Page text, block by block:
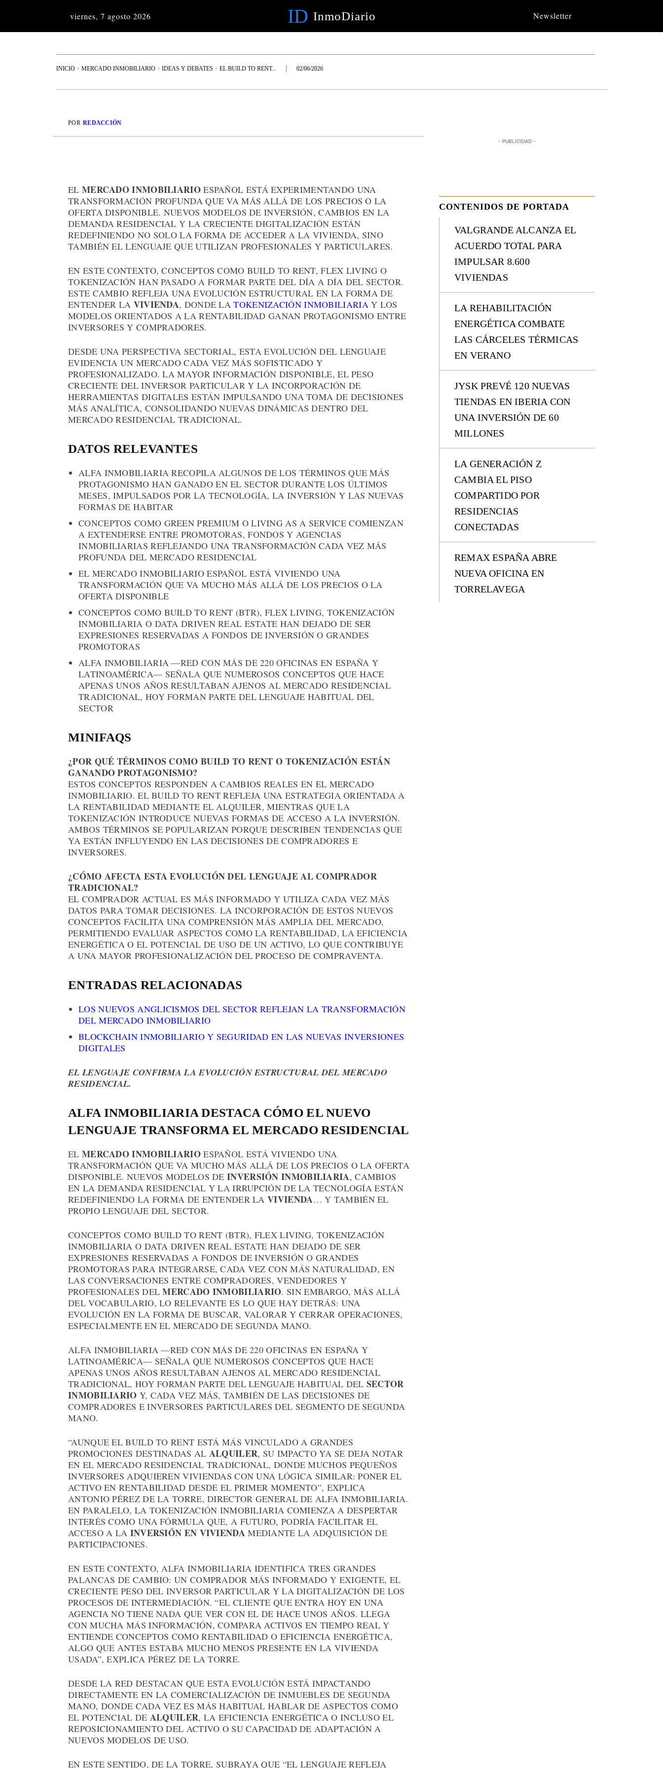
viernes, 7 agosto 2026 ID InmoDiario Newsletter
INICIO MERCADO INMOBILIARIO IDEAS Y DEBATES EL BUILD TO RENT... 02/06/2026
POR REDACCIÓN
EL MERCADO INMOBILIARIOESPAÑOL ESTÁ EXPERIMENTANDO UNA
TRANSFORMACIÓN PROFUNDA QUE VA MÁS ALLÁ DE LOS PRECIOS O LA
OFERTA DISPONIBLE. NUEVOS MODELOS DE INVERSIÓN, CAMBIOS EN LA
DEMANDA RESIDENCIAL Y LA CRECIENTE DIGITALIZACIÓN ESTÁN
REDEFINIENDO NO SOLO LA FORMA DE ACCEDER A LA VIVIENDA, SINO
TAMBIÉN EL LENGUAJE QUE UTILIZAN PROFESIONALES Y PARTICULARES.
EN ESTE CONTEXTO, CONCEPTOS COMO BUILD TO RENT, FLEX LIVING O
TOKENIZACIÓN HAN PASADO A FORMAR PARTE DEL DÍA A DÍA DEL SECTOR.
ESTE CAMBIO REFLEJA UNA EVOLUCIÓN ESTRUCTURAL EN LA FORMA DE
ENTENDER LA VIVIENDA, DONDE LATOKENIZACIÓN INMOBILIARIAY LOS
MODELOS ORIENTADOS A LA RENTABILIDAD GANAN PROTAGONISMO ENTRE
INVERSORES Y COMPRADORES.
DESDE UNA PERSPECTIVA SECTORIAL, ESTA EVOLUCIÓN DEL LENGUAJE
EVIDENCIA UN MERCADO CADA VEZ MÁS SOFISTICADO Y
PROFESIONALIZADO. LA MAYOR INFORMACIÓN DISPONIBLE, EL PESO
CRECIENTE DEL INVERSOR PARTICULAR Y LA INCORPORACIÓN DE
HERRAMIENTAS DIGITALES ESTÁN IMPULSANDO UNA TOMA DE DECISIONES
MÁS ANALÍTICA, CONSOLIDANDO NUEVAS DINÁMICAS DENTRO DEL
MERCADO RESIDENCIAL TRADICIONAL.
DATOS RELEVANTES
ALFA INMOBILIARIA RECOPILA ALGUNOS DE LOS TÉRMINOS QUE MÁS
PROTAGONISMO HAN GANADO EN EL SECTOR DURANTE LOS ÚLTIMOS
MESES, IMPULSADOS POR LA TECNOLOGÍA, LA INVERSIÓN Y LAS NUEVAS
FORMAS DE HABITAR
CONCEPTOS COMO GREEN PREMIUM O LIVING AS A SERVICE COMIENZAN
A EXTENDERSE ENTRE PROMOTORAS, FONDOS Y AGENCIAS
INMOBILIARIAS REFLEJANDO UNA TRANSFORMACIÓN CADA VEZ MÁS
PROFUNDA DEL MERCADO RESIDENCIAL
EL MERCADO INMOBILIARIO ESPAÑOL ESTÁ VIVIENDO UNA
TRANSFORMACIÓN QUE VA MUCHO MÁS ALLÁ DE LOS PRECIOS O LA
OFERTA DISPONIBLE
CONCEPTOS COMO BUILD TO RENT (BTR), FLEX LIVING, TOKENIZACIÓN
INMOBILIARIA O DATA DRIVEN REAL ESTATE HAN DEJADO DE SER
EXPRESIONES RESERVADAS A FONDOS DE INVERSIÓN O GRANDES
PROMOTORAS
ALFA INMOBILIARIA —RED CON MÁS DE 220 OFICINAS EN ESPAÑA Y
LATINOAMÉRICA— SEÑALA QUE NUMEROSOS CONCEPTOS QUE HACE
APENAS UNOS AÑOS RESULTABAN AJENOS AL MERCADO RESIDENCIAL
TRADICIONAL, HOY FORMAN PARTE DEL LENGUAJE HABITUAL DEL
SECTOR
MINIFAQS
¿POR QUÉ TÉRMINOS COMO BUILD TO RENT O TOKENIZACIÓN ESTÁN
GANANDO PROTAGONISMO?
ESTOS CONCEPTOS RESPONDEN A CAMBIOS REALES EN EL MERCADO
INMOBILIARIO. EL BUILD TO RENT REFLEJA UNA ESTRATEGIA ORIENTADA A
LA RENTABILIDAD MEDIANTE EL ALQUILER, MIENTRAS QUE LA
TOKENIZACIÓN INTRODUCE NUEVAS FORMAS DE ACCESO A LA INVERSIÓN.
AMBOS TÉRMINOS SE POPULARIZAN PORQUE DESCRIBEN TENDENCIAS QUE
YA ESTÁN INFLUYENDO EN LAS DECISIONES DE COMPRADORES E
INVERSORES.
¿CÓMO AFECTA ESTA EVOLUCIÓN DEL LENGUAJE AL COMPRADOR
TRADICIONAL?
EL COMPRADOR ACTUAL ES MÁS INFORMADO Y UTILIZA CADA VEZ MÁS
DATOS PARA TOMAR DECISIONES. LA INCORPORACIÓN DE ESTOS NUEVOS
CONCEPTOS FACILITA UNA COMPRENSIÓN MÁS AMPLIA DEL MERCADO,
PERMITIENDO EVALUAR ASPECTOS COMO LA RENTABILIDAD, LA EFICIENCIA
ENERGÉTICA O EL POTENCIAL DE USO DE UN ACTIVO, LO QUE CONTRIBUYE
A UNA MAYOR PROFESIONALIZACIÓN DEL PROCESO DE COMPRAVENTA.
ENTRADAS RELACIONADAS
LOS NUEVOS ANGLICISMOS DEL SECTOR REFLEJAN LA TRANSFORMACIÓN
DEL MERCADO INMOBILIARIO
BLOCKCHAIN INMOBILIARIO Y SEGURIDAD EN LAS NUEVAS INVERSIONES
DIGITALES
EL LENGUAJE CONFIRMA LA EVOLUCIÓN ESTRUCTURAL DEL MERCADO
RESIDENCIAL.
ALFA INMOBILIARIA DESTACA CÓMO EL NUEVO
LENGUAJE TRANSFORMA EL MERCADO RESIDENCIAL
EL MERCADO INMOBILIARIOESPAÑOL ESTÁ VIVIENDO UNA
TRANSFORMACIÓN QUE VA MUCHO MÁS ALLÁ DE LOS PRECIOS O LA OFERTA
DISPONIBLE. NUEVOS MODELOS DE INVERSIÓN INMOBILIARIA, CAMBIOS
EN LA DEMANDA RESIDENCIAL Y LA IRRUPCIÓN DE LA TECNOLOGÍA ESTÁN
REDEFINIENDO LA FORMA DE ENTENDER LAVIVIENDA… Y TAMBIÉN EL
PROPIO LENGUAJE DEL SECTOR.
CONCEPTOS COMO BUILD TO RENT (BTR), FLEX LIVING, TOKENIZACIÓN
INMOBILIARIA O DATA DRIVEN REAL ESTATE HAN DEJADO DE SER
EXPRESIONES RESERVADAS A FONDOS DE INVERSIÓN O GRANDES
PROMOTORAS PARA INTEGRARSE, CADA VEZ CON MÁS NATURALIDAD, EN
LAS CONVERSACIONES ENTRE COMPRADORES, VENDEDORES Y
PROFESIONALES DELMERCADO INMOBILIARIO. SIN EMBARGO, MÁS ALLÁ
DEL VOCABULARIO, LO RELEVANTE ES LO QUE HAY DETRÁS: UNA
EVOLUCIÓN EN LA FORMA DE BUSCAR, VALORAR Y CERRAR OPERACIONES,
ESPECIALMENTE EN EL MERCADO DE SEGUNDA MANO.
ALFA INMOBILIARIA —RED CON MÁS DE 220 OFICINAS EN ESPAÑA Y
LATINOAMÉRICA— SEÑALA QUE NUMEROSOS CONCEPTOS QUE HACE
APENAS UNOS AÑOS RESULTABAN AJENOS AL MERCADO RESIDENCIAL
TRADICIONAL, HOY FORMAN PARTE DEL LENGUAJE HABITUAL DEL SECTOR
INMOBILIARIO Y, CADA VEZ MÁS, TAMBIÉN DE LAS DECISIONES DE
COMPRADORES E INVERSORES PARTICULARES DEL SEGMENTO DE SEGUNDA
MANO.
“AUNQUE EL BUILD TO RENT ESTÁ MÁS VINCULADO A GRANDES
PROMOCIONES DESTINADAS AL ALQUILER, SU IMPACTO YA SE DEJA NOTAR
EN EL MERCADO RESIDENCIAL TRADICIONAL, DONDE MUCHOS PEQUEÑOS
INVERSORES ADQUIEREN VIVIENDAS CON UNA LÓGICA SIMILAR: PONER EL
ACTIVO EN RENTABILIDAD DESDE EL PRIMER MOMENTO”, EXPLICA
ANTONIO PÉREZ DE LA TORRE, DIRECTOR GENERAL DE ALFA INMOBILIARIA.
EN PARALELO, LA TOKENIZACIÓN INMOBILIARIA COMIENZA A DESPERTAR
INTERÉS COMO UNA FÓRMULA QUE, A FUTURO, PODRÍA FACILITAR EL
ACCESO A LA INVERSIÓN EN VIVIENDAMEDIANTE LA ADQUISICIÓN DE
PARTICIPACIONES.
EN ESTE CONTEXTO, ALFA INMOBILIARIA IDENTIFICA TRES GRANDES
PALANCAS DE CAMBIO: UN COMPRADOR MÁS INFORMADO Y EXIGENTE, EL
CRECIENTE PESO DEL INVERSOR PARTICULAR Y LA DIGITALIZACIÓN DE LOS
PROCESOS DE INTERMEDIACIÓN. “EL CLIENTE QUE ENTRA HOY EN UNA
AGENCIA NO TIENE NADA QUE VER CON EL DE HACE UNOS AÑOS. LLEGA
CON MUCHA MÁS INFORMACIÓN, COMPARA ACTIVOS EN TIEMPO REAL Y
ENTIENDE CONCEPTOS COMO RENTABILIDAD O EFICIENCIA ENERGÉTICA,
ALGO QUE ANTES ESTABA MUCHO MENOS PRESENTE EN LA VIVIENDA
USADA”, EXPLICA PÉREZ DE LA TORRE.
DESDE LA RED DESTACAN QUE ESTA EVOLUCIÓN ESTÁ IMPACTANDO
DIRECTAMENTE EN LA COMERCIALIZACIÓN DE INMUEBLES DE SEGUNDA
MANO, DONDE CADA VEZ ES MÁS HABITUAL HABLAR DE ASPECTOS COMO
EL POTENCIAL DE ALQUILER, LA EFICIENCIA ENERGÉTICA O INCLUSO EL
REPOSICIONAMIENTO DEL ACTIVO O SU CAPACIDAD DE ADAPTACIÓN A
NUEVOS MODELOS DE USO.
EN ESTE SENTIDO, DE LA TORRE, SUBRAYA QUE “EL LENGUAJE REFLEJA
- PUBLICIDAD -
CONTENIDOS DE PORTADA
VALGRANDE ALCANZA EL
ACUERDO TOTAL PARA
IMPULSAR 8.600
VIVIENDAS
LA REHABILITACIÓN
ENERGÉTICA COMBATE
LAS CÁRCELES TÉRMICAS
EN VERANO
JYSK PREVÉ 120 NUEVAS
TIENDAS EN IBERIA CON
UNA INVERSIÓN DE 60
MILLONES
LA GENERACIÓN Z
CAMBIA EL PISO
COMPARTIDO POR
RESIDENCIAS
CONECTADAS
REMAX ESPAÑA ABRE
NUEVA OFICINA EN
TORRELAVEGA